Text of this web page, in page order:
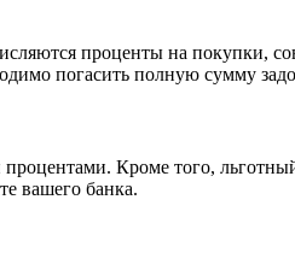
проценты на покупки,
погасить полную сумму
Кроме того,
вашего банка.